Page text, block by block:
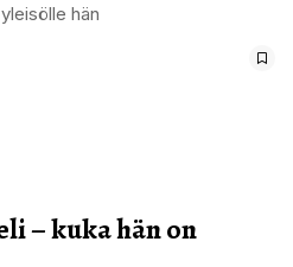
hän
– kuka hän on